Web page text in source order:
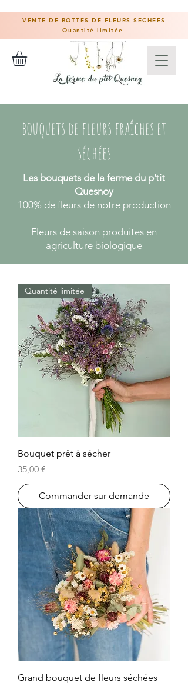
VENTE DE BOTTES DE FLEURS SECHEES
Quantité limitée
bouquets de fleurs fraîches et
séchées
Les bouquets de la ferme du p’tit
Quesnoy
100% de fleurs de notre production
Fleurs de saison produites en
agriculture biologique
Quantité limitée
Bouquet prêt à sécher
Prix
35,00 €
Commander sur demande
Grand bouquet de fleurs séchées